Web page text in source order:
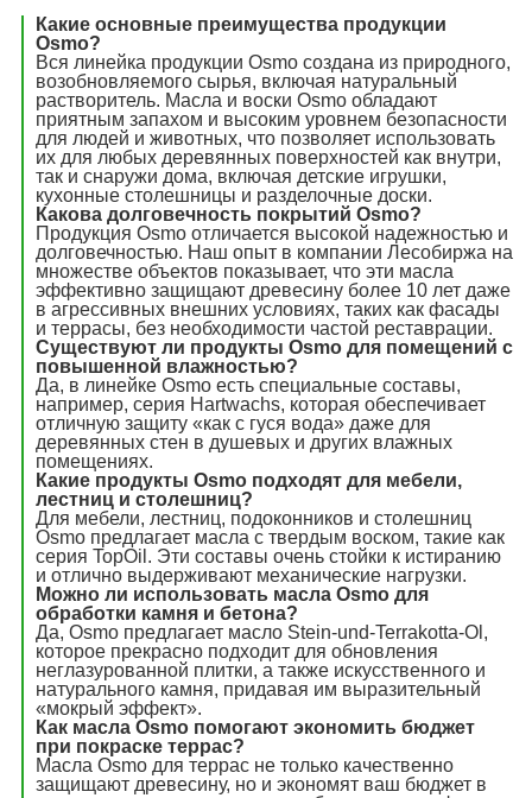
Какие основные преимущества продукции
Osmo?
Вся линейка продукции Osmo создана из природного,
возобновляемого сырья, включая натуральный
растворитель. Масла и воски Osmo обладают
приятным запахом и высоким уровнем безопасности
для людей и животных, что позволяет использовать
их для любых деревянных поверхностей как внутри,
так и снаружи дома, включая детские игрушки,
кухонные столешницы и разделочные доски.
Какова долговечность покрытий Osmo?
Продукция Osmo отличается высокой надежностью и
долговечностью. Наш опыт в компании Лесобиржа на
множестве объектов показывает, что эти масла
эффективно защищают древесину более 10 лет даже
в агрессивных внешних условиях, таких как фасады
и террасы, без необходимости частой реставрации.
Существуют ли продукты Osmo для помещений с
повышенной влажностью?
Да, в линейке Osmo есть специальные составы,
например, серия Hartwachs, которая обеспечивает
отличную защиту «как с гуся вода» даже для
деревянных стен в душевых и других влажных
помещениях.
Какие продукты Osmo подходят для мебели,
лестниц и столешниц?
Для мебели, лестниц, подоконников и столешниц
Osmo предлагает масла с твердым воском, такие как
серия TopOil. Эти составы очень стойки к истиранию
и отлично выдерживают механические нагрузки.
Можно ли использовать масла Osmo для
обработки камня и бетона?
Да, Osmo предлагает масло Stein-und-Terrakotta-Ol,
которое прекрасно подходит для обновления
неглазурованной плитки, а также искусственного и
натурального камня, придавая им выразительный
«мокрый эффект».
Как масла Osmo помогают экономить бюджет
при покраске террас?
Масла Osmo для террас не только качественно
защищают древесину, но и экономят ваш бюджет в